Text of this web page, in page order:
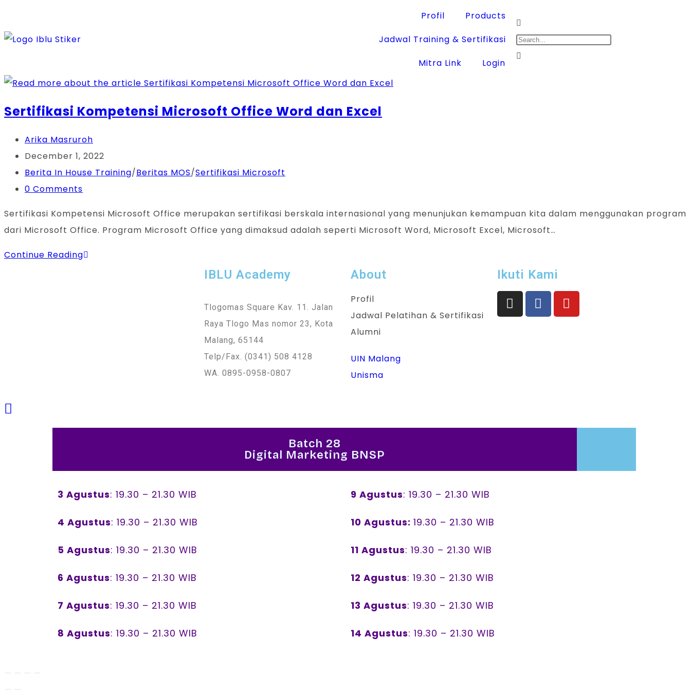
Profil
Products
Jadwal Training & Sertifikasi
Mitra Link
Login
Sertifikasi Kompetensi Microsoft Office Word dan Excel
Arika Masruroh
December 1, 2022
Berita In House Training/Beritas MOS/Sertifikasi Microsoft
0 Comments
Sertifikasi Kompetensi Microsoft Office merupakan sertifikasi berskala internasional yang menunjukan kemampuan kita dalam menggunakan program
dari Microsoft Office. Program Microsoft Office yang dimaksud adalah seperti Microsoft Word, Microsoft Excel, Microsoft…
Continue Reading
IBLU Academy
Tlogomas Square Kav. 11. Jalan
Raya Tlogo Mas nomor 23, Kota
Malang, 65144
Telp/Fax. (0341) 508 4128
WA. 0895-0958-0807
About
Profil
Jadwal Pelatihan & Sertifikasi
Alumni
UIN Malang
Unisma
Ikuti Kami
Batch 28
Digital Marketing BNSP
3 Agustus: 19.30 – 21.30 WIB
4 Agustus: 19.30 – 21.30 WIB
5 Agustus: 19.30 – 21.30 WIB
6 Agustus: 19.30 – 21.30 WIB
7 Agustus: 19.30 – 21.30 WIB
8 Agustus: 19.30 – 21.30 WIB
9 Agustus: 19.30 – 21.30 WIB
10 Agustus: 19.30 – 21.30 WIB
11 Agustus: 19.30 – 21.30 WIB
12 Agustus: 19.30 – 21.30 WIB
13 Agustus: 19.30 – 21.30 WIB
14 Agustus: 19.30 – 21.30 WIB